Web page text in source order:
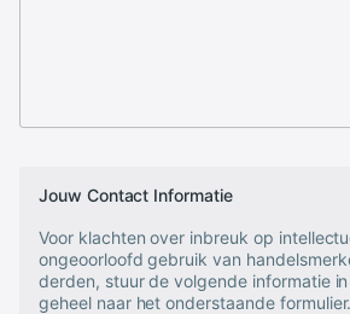
Jouw Contact Informatie
Voor klachten over inbreuk op
ongeoorloofd gebruik van
derden, stuur de volgende informatie
geheel naar het onderstaande formulier.